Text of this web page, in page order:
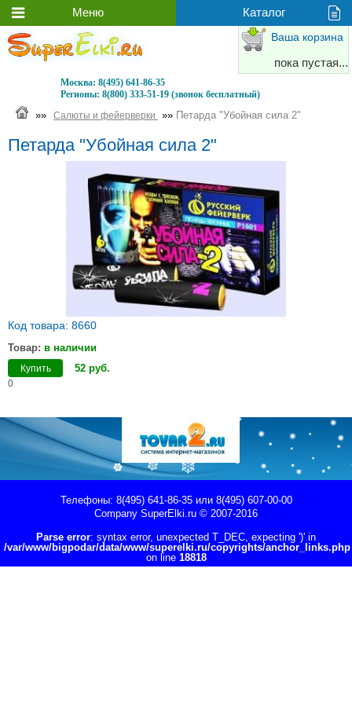
Москва: 8(495) 641-86-35
Регионы: 8(800) 333-51-19 (звонок бесплатный)
Ваша корзина
пока пустая...
»» Салюты и фейерверки »» Петарда "Убойная сила 2"
Петарда "Убойная сила 2"
Код товара: 8660
Товар: в наличии
Купить 52 руб.
0
Телефоны: 8(495) 641-86-35 или 8(495) 607-00-00
Company SuperElki.ru © 2007-2016
Parse error: syntax error, unexpected T_DEC, expecting ')' in
/var/www/bigpodar/data/www/superelki.ru/copyrights/anchor_links.php
on line 18818